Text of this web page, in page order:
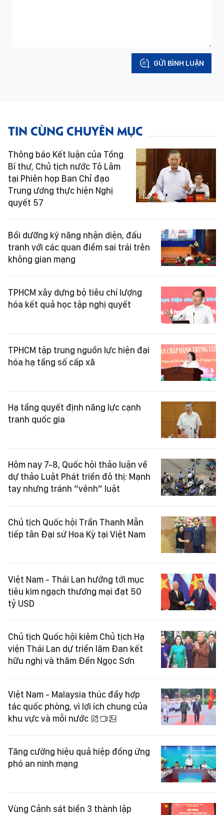
GỬI BÌNH LUẬN
TIN CÙNG CHUYÊN MỤC
Thông báo Kết luận của Tổng
Bí thư, Chủ tịch nước Tô Lâm
tại Phiên họp Ban Chỉ đạo
Trung ương thực hiện Nghị
quyết 57
Bồi dưỡng kỹ năng nhận diện, đấu
tranh với các quan điểm sai trái trên
không gian mạng
TPHCM xây dựng bộ tiêu chí lượng
hóa kết quả học tập nghị quyết
TPHCM tập trung nguồn lực hiện đại
hóa hạ tầng số cấp xã
Hạ tầng quyết định năng lực cạnh
tranh quốc gia
Hôm nay 7-8, Quốc hội thảo luận về
dự thảo Luật Phát triển đô thị: Mạnh
tay nhưng tránh “vênh” luật
Chủ tịch Quốc hội Trần Thanh Mẫn
tiếp tân Đại sứ Hoa Kỳ tại Việt Nam
Việt Nam - Thái Lan hướng tới mục
tiêu kim ngạch thương mại đạt 50
tỷ USD
Chủ tịch Quốc hội kiêm Chủ tịch Hạ
viện Thái Lan dự triển lãm Đan kết
hữu nghị và thăm Đền Ngọc Sơn
Việt Nam - Malaysia thúc đẩy hợp
tác quốc phòng, vì lợi ích chung của
khu vực và mỗi nước
Tăng cường hiệu quả hiệp đồng ứng
phó an ninh mạng
Vùng Cảnh sát biển 3 thành lập